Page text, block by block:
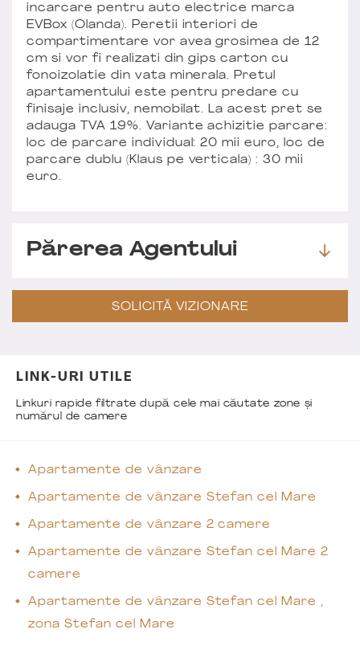
incarcare pentru auto electrice marca
EVBox (Olanda). Peretii interiori de
compartimentare vor avea grosimea de 12
cm si vor fi realizati din gips carton cu
fonoizolatie din vata minerala. Pretul
apartamentului este pentru predare cu
finisaje inclusiv, nemobilat. La acest pret se
adauga TVA 19%. Variante achizitie parcare:
loc de parcare individual: 20 mii euro, loc de
parcare dublu (Klaus pe verticala) : 30 mii
euro.
Părerea Agentului
SOLICITĂ VIZIONARE
LINK-URI UTILE
Linkuri rapide filtrate după cele mai căutate zone și
numărul de camere
Apartamente de vânzare
Apartamente de vânzare Stefan cel Mare
Apartamente de vânzare 2 camere
Apartamente de vânzare Stefan cel Mare 2
camere
Apartamente de vânzare Stefan cel Mare ,
zona Stefan cel Mare